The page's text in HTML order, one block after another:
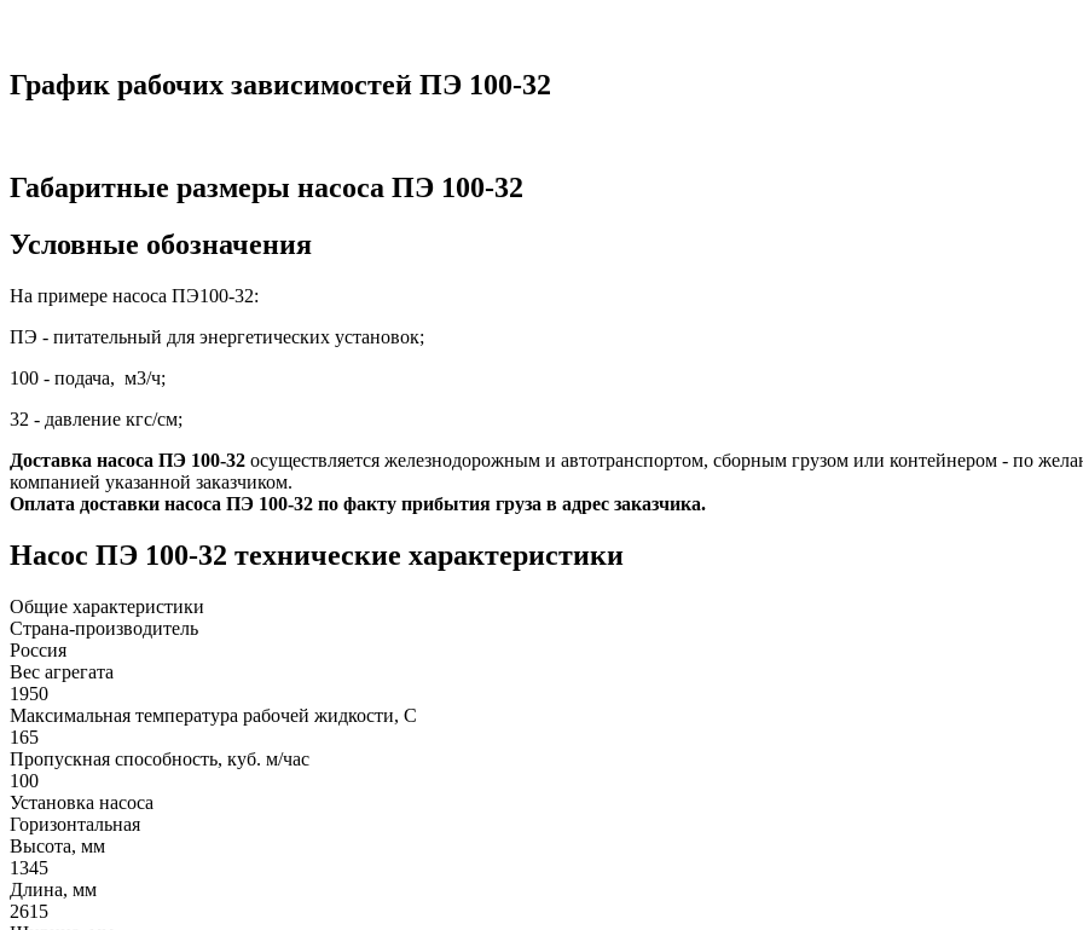
График рабочих зависимостей ПЭ 100-32
Габаритные размеры насоса ПЭ 100-32
Условные обозначения
На примере насоса ПЭ100-32:
ПЭ - питательный для энергетических установок;
100 - подача, м3/ч;
32 - давление кгс/см;
Доставка насоса ПЭ 100-32 осуществляется железнодорожным и автотранспортом, сборным грузом или контейнером - по
компанией указанной заказчиком.
Оплата доставки насоса ПЭ 100-32 по факту прибытия груза в адрес заказчика.
Насос ПЭ 100-32 технические характеристики
Общие характеристики
Страна-производитель
Россия
Вес агрегата
1950
Максимальная температура рабочей жидкости, C
165
Пропускная способность, куб. м/час
100
Установка насоса
Горизонтальная
Высота, мм
1345
Длина, мм
2615